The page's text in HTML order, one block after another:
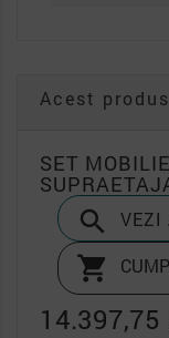
Acest
SET
 VEZI

14.397,75